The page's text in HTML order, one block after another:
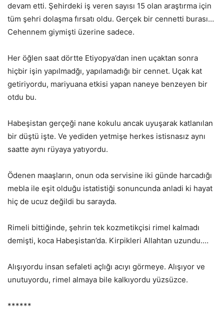
devam etti. Şehirdeki iş veren sayısı 15 olan araştırma için
tüm şehri dolaşma fırsatı oldu. Gerçek bir cennetti burası…
Cehennem giymişti üzerine sadece.
Her öğlen saat dörtte Etiyopya’dan inen uçaktan sonra
hiçbir işin yapılmadğı, yapılamadığı bir cennet. Uçak kat
getiriyordu, mariyuana etkisi yapan naneye benzeyen bir
otdu bu.
Habeşistan gerçeği nane kokulu ancak uyuşarak katlanılan
bir düştü işte. Ve yediden yetmişe herkes istisnasız aynı
saatte aynı rüyaya yatıyordu.
Ödenen maaşların, onun oda servisine iki günde harcadığı
mebla ile eşit olduğu istatistiği sonuncunda anladi ki hayat
hiç de ucuz değildi bu sarayda.
Rimeli bittiğinde, şehrin tek kozmetikçisi rimel kalmadı
demişti, koca Habeşistan’da. Kirpikleri Allahtan uzundu.…
Alışıyordu insan sefaleti açlığı acıyı görmeye. Alışıyor ve
unutuyordu, rimel almaya bile kalkıyordu yüzsüzce.
******